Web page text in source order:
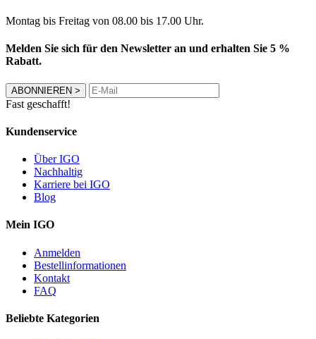
Montag bis Freitag von 08.00 bis 17.00 Uhr.
Melden Sie sich für den Newsletter an und erhalten Sie 5 %
Rabatt.
ABONNIEREN >
Fast geschafft!
Kundenservice
Über IGO
Nachhaltig
Karriere bei IGO
Blog
Mein IGO
Anmelden
Bestellinformationen
Kontakt
FAQ
Beliebte Kategorien